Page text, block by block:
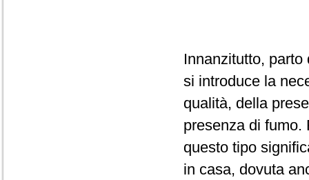
Innanzitutto,
si introduce la
qualità, della
presenza di fumo.
questo tipo
in casa, dovuta